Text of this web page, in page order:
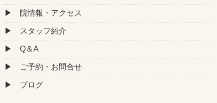
院情報・アクセス
スタッフ紹介
Q＆A
ご予約・お問合せ
ブログ